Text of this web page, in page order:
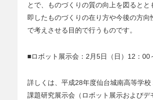
とで、ものづくりの質の向上を図るとと
即したものづくりの在り方や今後の方向
で考えさせる目的で行うものです。
■ロボット展示会：2月5日（日）12：00
詳しくは、平成28年度仙台城南高等学校
課題研究展示会（ロボット展示およびデ